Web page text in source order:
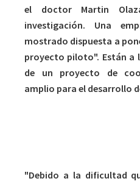
el doctor Martin
investigación. Una
mostrado dispuesta a
proyecto piloto". Están a
de un proyecto de
amplio para el desarrollo
"Debido a la dificultad